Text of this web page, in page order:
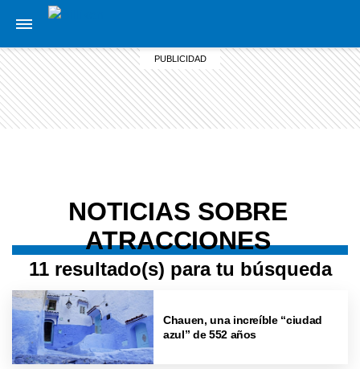
NOTICIAS SOBRE
ATRACCIONES
11 resultado(s) para tu búsqueda
Chauen, una increíble “ciudad
azul” de 552 años